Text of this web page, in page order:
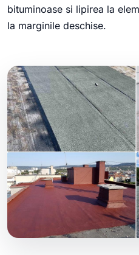
bituminoase si lipirea la
la marginile deschise.